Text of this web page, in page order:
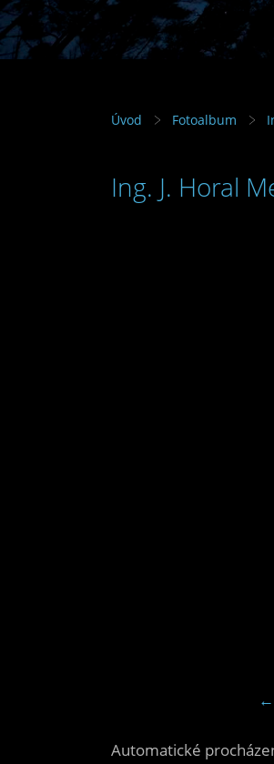
Úvod Fotoalbum
Ing. J. Horal
←
Automatické